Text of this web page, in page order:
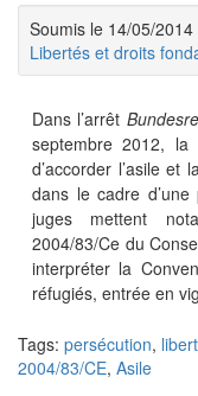
Soumis le 14/05/
Libertés et droits
Dans l’arrêt
septembre 2012,
d’accorder l’asile
dans le cadre
juges mettent
2004/83/Ce du
interpréter la
réfugiés, entrée en
Tags: persécution,
2004/83/CE, Asile